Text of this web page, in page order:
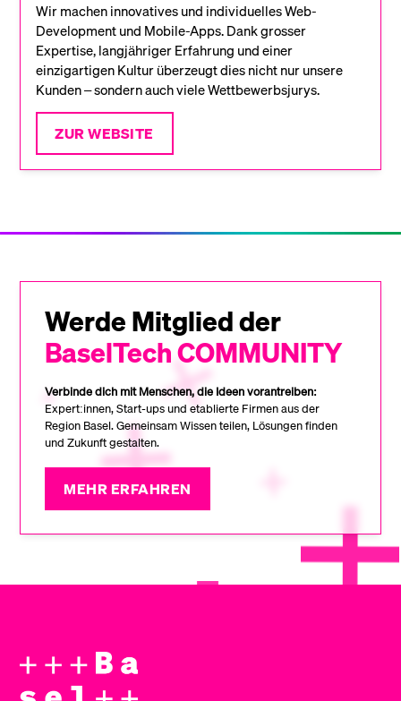
Wir machen innovatives und individuelles Web-
Development und Mobile-Apps. Dank grosser
Expertise, langjähriger Erfahrung und einer
einzigartigen Kultur überzeugt dies nicht nur unsere
Kunden – sondern auch viele Wettbewerbsjurys.
ZUR WEBSITE
Werde Mitglied der
BaselTech COMMUNITY
Verbinde dich mit Menschen, die Ideen vorantreiben:
Expert:innen, Start-ups und etablierte Firmen aus der
Region Basel. Gemeinsam Wissen teilen, Lösungen finden
und Zukunft gestalten.
MEHR ERFAHREN